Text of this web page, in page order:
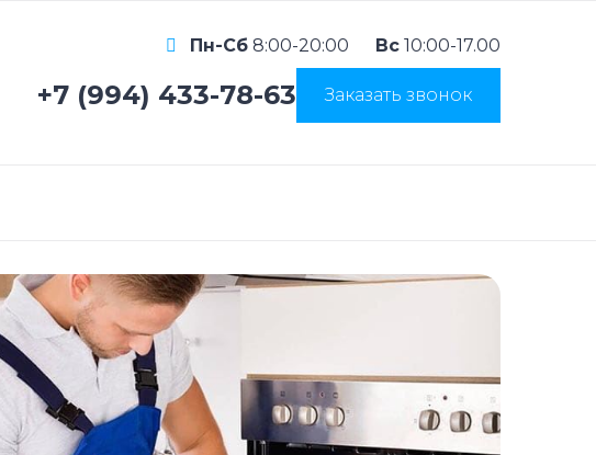
Пн-Сб 8:00-20:00 Вс 10:00-17.00
+7 (994) 433-78-63 Заказать звонок